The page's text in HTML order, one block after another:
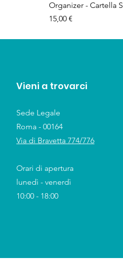
Organizer - Cartella
Prezzo
15,00 €
Vieni a trovarci
Sede Legale
Roma - 00164
Via di Bravetta 774/776
Orari di apertura
lunedì - venerdì
10:00 - 18:00